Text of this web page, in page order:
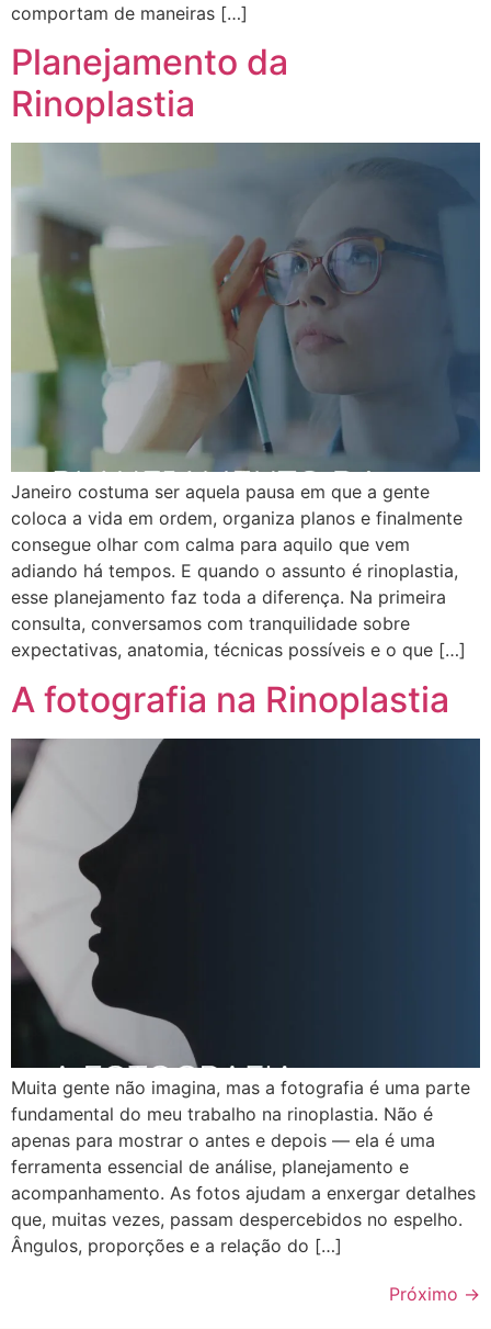
comportam de maneiras […]
Planejamento da
Rinoplastia
Janeiro costuma ser aquela pausa em que a gente
coloca a vida em ordem, organiza planos e finalmente
consegue olhar com calma para aquilo que vem
adiando há tempos. E quando o assunto é rinoplastia,
esse planejamento faz toda a diferença. Na primeira
consulta, conversamos com tranquilidade sobre
expectativas, anatomia, técnicas possíveis e o que […]
A fotografia na Rinoplastia
Muita gente não imagina, mas a fotografia é uma parte
fundamental do meu trabalho na rinoplastia. Não é
apenas para mostrar o antes e depois — ela é uma
ferramenta essencial de análise, planejamento e
acompanhamento. As fotos ajudam a enxergar detalhes
que, muitas vezes, passam despercebidos no espelho.
Ângulos, proporções e a relação do […]
Próximo →